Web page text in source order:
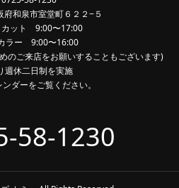
和泉市室堂町６２２−５
ット 9:00〜17:00
ラー 9:00〜16:00
のご来店をお願いすることもございます)
週休二日制を実施
ダーをご覧ください。
58-1230